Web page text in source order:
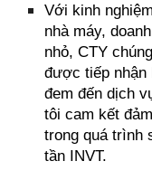
Với kinh
nhà máy,
nhỏ, CTY
được tiếp nhận
đem đến dịch
tôi cam kết
trong quá trình
tần INVT.